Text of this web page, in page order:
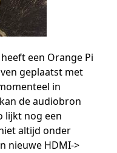
een Orange Pi
geplaatst met
in
de audiobron
lijkt nog een
altijd onder
nieuwe HDMI->